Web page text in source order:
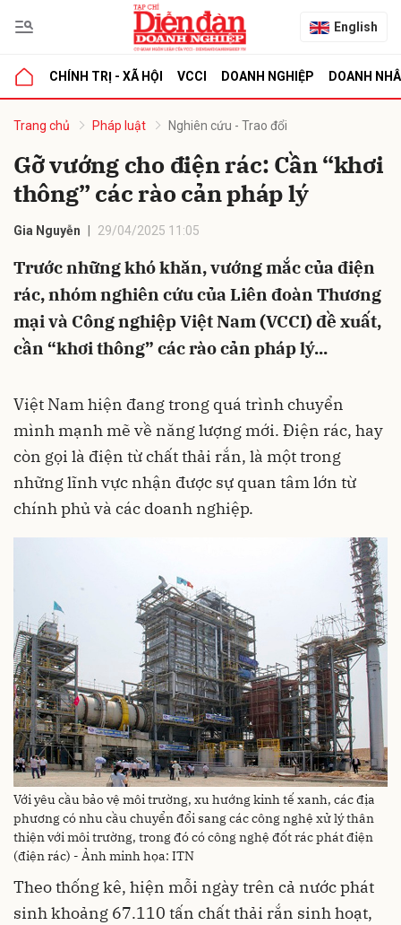
English
CHÍNH TRỊ - XÃ HỘI VCCI DOANH NGHIỆP DOANH
Trang chủ Pháp luật Nghiên cứu - Trao đổi
Gỡ vướng cho điện rác: Cần “khơi
thông” các rào cản pháp lý
Gia Nguyễn 29/04/2025 11:05
Trước những khó khăn, vướng mắc của điện
rác, nhóm nghiên cứu của Liên đoàn Thương
mại và Công nghiệp Việt Nam (VCCI) đề xuất,
cần “khơi thông” các rào cản pháp lý...
Việt Nam hiện đang trong quá trình chuyển
mình mạnh mẽ về năng lượng mới. Điện rác, hay
còn gọi là điện từ chất thải rắn, là một trong
những lĩnh vực nhận được sự quan tâm lớn từ
chính phủ và các doanh nghiệp.
Với yêu cầu bảo vệ môi trường, xu hướng kinh tế xanh, các địa
phương có nhu cầu chuyển đổi sang các công nghệ xử lý thân
thiện với môi trường, trong đó có công nghệ đốt rác phát điện
(điện rác) - Ảnh minh họa: ITN
Theo thống kê, hiện mỗi ngày trên cả nước phát
sinh khoảng 67.110 tấn chất thải rắn sinh hoạt,
luận
Hủy